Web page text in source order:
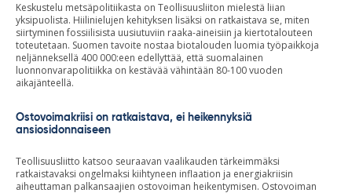
Keskustelu metsäpolitiikasta on Teollisuusliiton mielestä liian
yksipuolista. Hiilinielujen kehityksen lisäksi on ratkaistava se, miten
siirtyminen fossiilisista uusiutuviin raaka-aineisiin ja kiertotalouteen
toteutetaan. Suomen tavoite nostaa biotalouden luomia työpaikkoja
neljänneksellä 400 000:een edellyttää, että suomalainen
luonnonvarapolitiikka on kestävää vähintään 80-100 vuoden
aikajänteellä.
Ostovoimakriisi on ratkaistava, ei heikennyksiä
ansiosidonnaiseen
Teollisuusliitto katsoo seuraavan vaalikauden tärkeimmäksi
ratkaistavaksi ongelmaksi kiihtyneen inflaation ja energiakriisin
aiheuttaman palkansaajien ostovoiman heikentymisen. Ostovoiman